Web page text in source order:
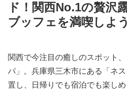
ド！関西No.1の贅沢
ブッフェを満喫しよう
関西で今注目の癒しのスポット
パ」。兵庫県三木市にある「ネ
置し、日帰りでも宿泊でも楽し